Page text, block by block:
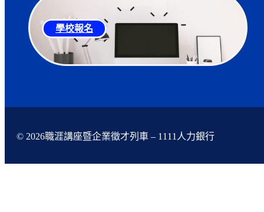
學校報名
© 2026職涯講座暨企業徵才列車 – 1111人力銀行